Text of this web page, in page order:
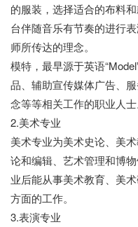
的服装，选择适合的布料
台伴随音乐有节奏的进行
师所传达的理念。
模特，最早源于英语
品、辅助宣传媒体广告、
念等等相关工作的职业人士
2.美术专业
美术专业为美术史论、美
论和编辑、艺术管理和博
业后能从事美术教育、美
方面的工作。
3.表演专业